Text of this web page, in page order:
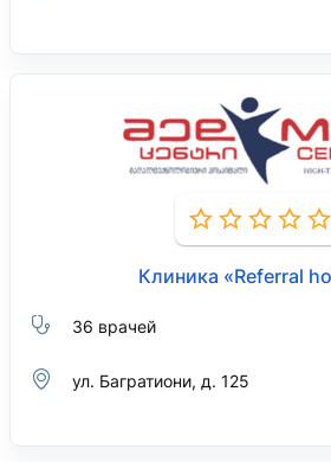
Клиника «Referral
36 врачей
ул. Багратиони, д. 125